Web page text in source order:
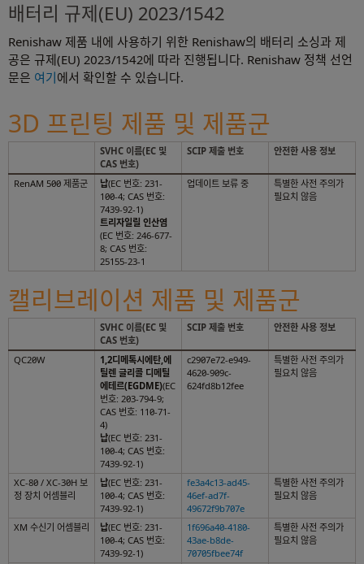
배터리 규제(EU) 2023/1542
Renishaw 제품 내에 사용하기 위한 Renishaw의 배터리 소싱과 제
공은 규제(EU) 2023/1542에 따라 진행됩니다. Renishaw 정책 선언
문은 여기에서 확인할 수 있습니다.
3D 프린팅 제품 및 제품군
SVHC 이름(EC 및
CAS 번호)
SCIP 제출 번호 안전한 사용 정보
RenAM 500 제품군 납(EC 번호: 231-
100-4; CAS 번호:
7439-92-1)
트리자일릴 인산염
(EC 번호: 246-677-
8; CAS 번호:
25155-23-1
업데이트 보류 중
특별한 사전 주의가
필요치 않음
캘리브레이션 제품 및 제품군
SVHC 이름(EC 및
CAS 번호)
SCIP 제출 번호 안전한 사용 정보
QC20W
1,2디메톡시에탄,에
틸렌 글리콜 디메틸
에테르(EGDME)(EC
번호: 203-794-9;
CAS 번호: 110-71-
4)
납(EC 번호: 231-
100-4; CAS 번호:
7439-92-1)
c2907e72-e949-
4620-909c-
624fd8b12fee
특별한 사전 주의가
필요치 않음
XC-80 / XC-30H 보
정 장치 어셈블리
납(EC 번호: 231-
100-4; CAS 번호:
7439-92-1)
fe3a4c13-ad45-
46ef-ad7f-
49672f9b707e
특별한 사전 주의가
필요치 않음
XM 수신기 어셈블리 납(EC 번호: 231-
100-4; CAS 번호:
7439-92-1)
1f696a40-4180-
43ae-b8de-
70705fbee74f
특별한 사전 주의가
필요치 않음